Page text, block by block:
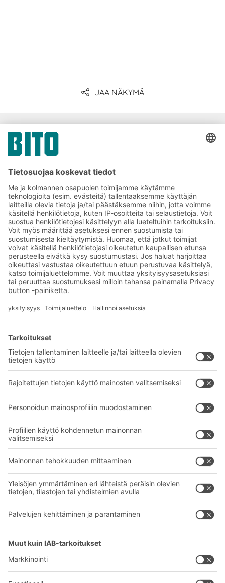
JAA NÄKYMÄ
Yritysviestintä ja media
Tilaa BITO-uutiskirjeemme:
Uutisia ja faktoja
varastologistiikan
maailmasta
Eksklusiiviset alennukset
Tuoteinnovaatiot
BITO-ratkaisut
Laatikot ja säiliöt
Kuljetusjärjestelmät
Palvelumme
Neuvonta & Palvelu
BITO PROJEKTIOPAS
Yritys
Tietoa meistä
Tehtaamme
YOUR LIFE.